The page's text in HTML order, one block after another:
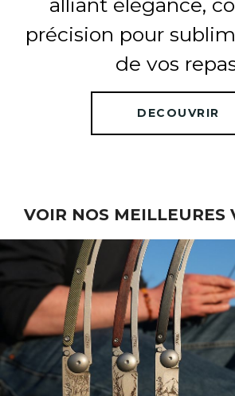
précision pour
de vos
DECOUVRIR
VOIR NOS MEILLEURES